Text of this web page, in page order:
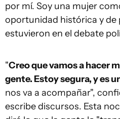
por mí. Soy una mujer
oportunidad histórica y de
estuvieron en el debate
"Creo que vamos a hacer
gente. Estoy segura, y es
nos va a acompañar",
escribe discursos. Esta